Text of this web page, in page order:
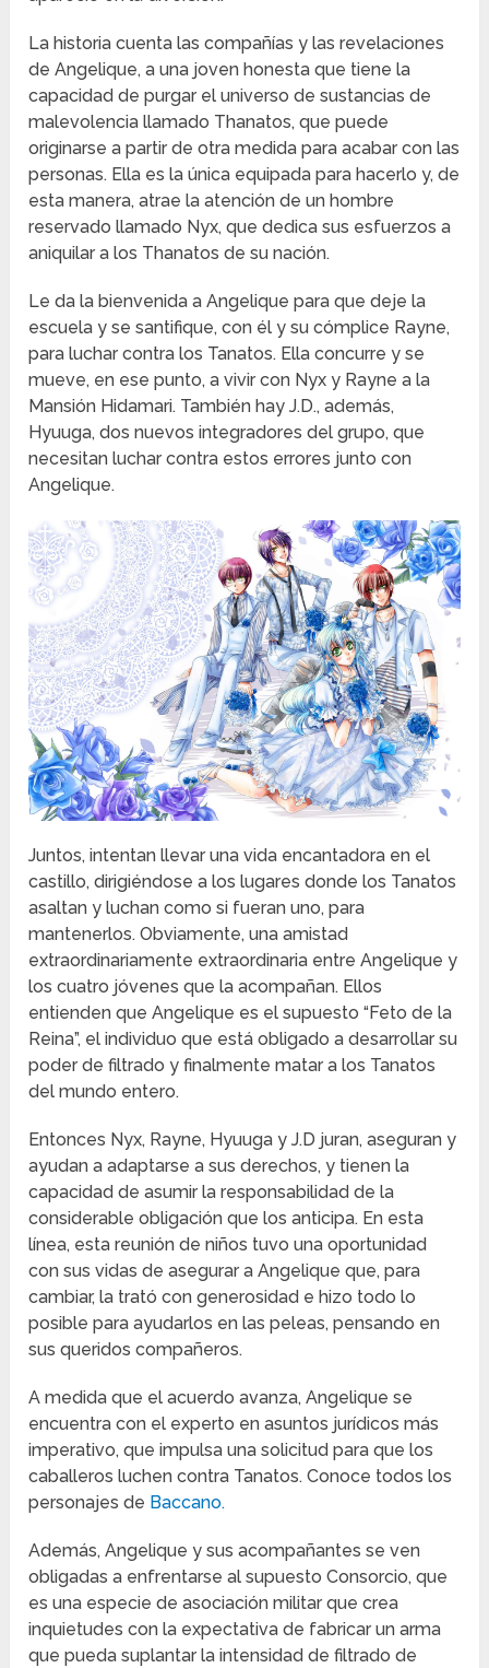
La historia cuenta las compañías y las revelaciones
de Angelique, a una joven honesta que tiene la
capacidad de purgar el universo de sustancias de
malevolencia llamado Thanatos, que puede
originarse a partir de otra medida para acabar con las
personas. Ella es la única equipada para hacerlo y, de
esta manera, atrae la atención de un hombre
reservado llamado Nyx, que dedica sus esfuerzos a
aniquilar a los Thanatos de su nación.
Le da la bienvenida a Angelique para que deje la
escuela y se santifique, con él y su cómplice Rayne,
para luchar contra los Tanatos. Ella concurre y se
mueve, en ese punto, a vivir con Nyx y Rayne a la
Mansión Hidamari. También hay J.D., además,
Hyuuga, dos nuevos integradores del grupo, que
necesitan luchar contra estos errores junto con
Angelique.
Juntos, intentan llevar una vida encantadora en el
castillo, dirigiéndose a los lugares donde los Tanatos
asaltan y luchan como si fueran uno, para
mantenerlos. Obviamente, una amistad
extraordinariamente extraordinaria entre Angelique y
los cuatro jóvenes que la acompañan. Ellos
entienden que Angelique es el supuesto “Feto de la
Reina”, el individuo que está obligado a desarrollar su
poder de filtrado y finalmente matar a los Tanatos
del mundo entero.
Entonces Nyx, Rayne, Hyuuga y J.D juran, aseguran y
ayudan a adaptarse a sus derechos, y tienen la
capacidad de asumir la responsabilidad de la
considerable obligación que los anticipa. En esta
línea, esta reunión de niños tuvo una oportunidad
con sus vidas de asegurar a Angelique que, para
cambiar, la trató con generosidad e hizo todo lo
posible para ayudarlos en las peleas, pensando en
sus queridos compañeros.
A medida que el acuerdo avanza, Angelique se
encuentra con el experto en asuntos jurídicos más
imperativo, que impulsa una solicitud para que los
caballeros luchen contra Tanatos. Conoce todos los
personajes de Baccano.
Además, Angelique y sus acompañantes se ven
obligadas a enfrentarse al supuesto Consorcio, que
es una especie de asociación militar que crea
inquietudes con la expectativa de fabricar un arma
que pueda suplantar la intensidad de filtrado de